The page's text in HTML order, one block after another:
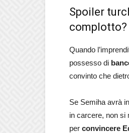
Spoiler
complotto?
Quando
possesso di
convinto che
Se Semiha avrà
in carcere, non si
per convincere